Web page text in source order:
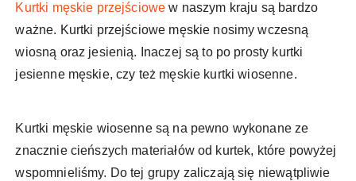
Kurtki męskie przejściowe w naszym kraju są bardzo
ważne. Kurtki przejściowe męskie nosimy wczesną
wiosną oraz jesienią. Inaczej są to po prosty kurtki
jesienne męskie, czy też męskie kurtki wiosenne.
Kurtki męskie wiosenne są na pewno wykonane ze
znacznie cieńszych materiałów od kurtek, które powyżej
wspomnieliśmy. Do tej grupy zaliczają się niewątpliwie